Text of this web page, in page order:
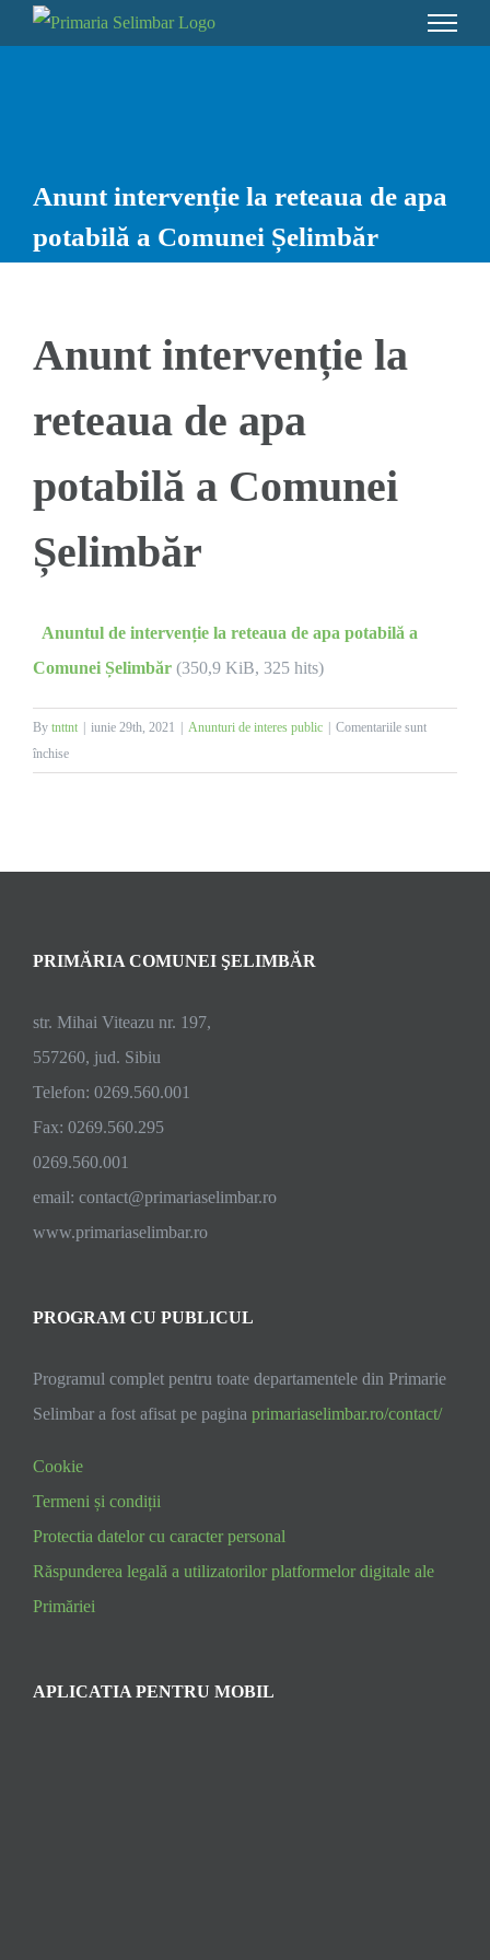
to
Anunt intervenție la reteaua de apa
potabilă a Comunei Șelimbăr
Anunt intervenție la
reteaua de apa
potabilă a Comunei
Șelimbăr
Anuntul de intervenție la reteaua de apa potabilă a
Comunei Șelimbăr (350,9 KiB, 325 hits)
By tnttnt iunie 29th, 2021 Anunturi de interes public
Comentariile sunt
închisepentru
a
Șelimbăr
PRIMĂRIA COMUNEI ŞELIMBĂR
str. Mihai Viteazu nr. 197,
557260, jud. Sibiu
Telefon: 0269.560.001
Fax: 0269.560.295
0269.560.001
email: contact@primariaselimbar.ro
www.primariaselimbar.ro
PROGRAM CU PUBLICUL
Programul complet pentru toate departamentele din Primarie
Selimbar a fost afisat pe pagina primariaselimbar.ro/contact/
Cookie
Termeni și condiții
Protectia datelor cu caracter personal
Răspunderea legală a utilizatorilor platformelor digitale ale
Primăriei
APLICATIA PENTRU MOBIL